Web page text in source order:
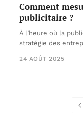
Comment
publicitaire ?
À l’heure où la
stratégie des
24 AOÛT 2025